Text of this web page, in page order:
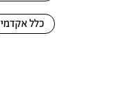
כלל אקדמי